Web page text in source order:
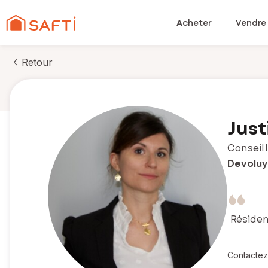
Acheter Vendre
Retour